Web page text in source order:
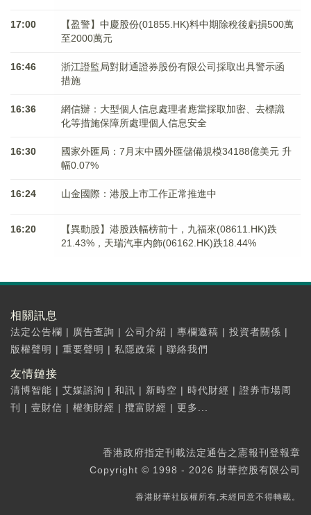
17:00
【盈警】中慶股份(01855.HK)料中期除稅後虧損500萬
至2000萬元
16:46
浙江證監局對財通證券股份有限公司採取出具警示函
措施
16:36
網信辦：大型個人信息處理者應當採取加密、去標識
化等措施保障所處理個人信息安全
16:30
國家外匯局：7月末中國外匯儲備規模34188億美元 升
幅0.07%
16:24 山金國際：港股上市工作正常推進中
16:20
【異動股】港股跌幅榜前十，九福來(08611.HK)跌
21.43%，天瑞汽車内飾(06162.HK)跌18.44%
相關訊息
法定公告欄 | 廣告查詢 | 公司介紹 | 專欄邀稿 | 投資者關係 |
版權聲明 | 重要聲明 | 私隱政策 | 聯絡我們
友情鏈接
清博智能 | 艾媒諮詢 | 和訊 | 新時空 | 時代財經 | 證券市場周
刊
| 壹財信 | 權衡財經 | 攬富財經 | 更多...
香港政府指定刊載法定通告之憲報刊登報章
Copyright © 1998 - 2026 財華控股有限公司
香港財華社版權所有,未經同意不得轉載。